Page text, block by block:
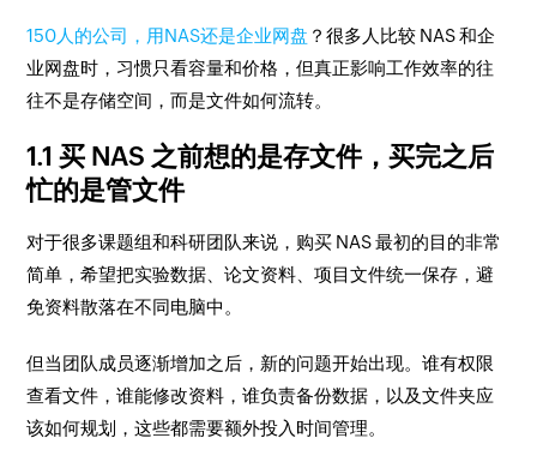
150人的公司，用NAS还是企业网盘 ？很多人比较 NAS 和企
业网盘时，习惯只看容量和价格，但真正影响工作效率的往
往不是存储空间，而是文件如何流转。
1.1 买 NAS 之前想的是存文件，买完之后
忙的是管文件
对于很多课题组和科研团队来说，购买 NAS 最初的目的非常
简单，希望把实验数据、论文资料、项目文件统一保存，避
免资料散落在不同电脑中。
但当团队成员逐渐增加之后，新的问题开始出现。谁有权限
查看文件，谁能修改资料，谁负责备份数据，以及文件夹应
该如何规划，这些都需要额外投入时间管理。